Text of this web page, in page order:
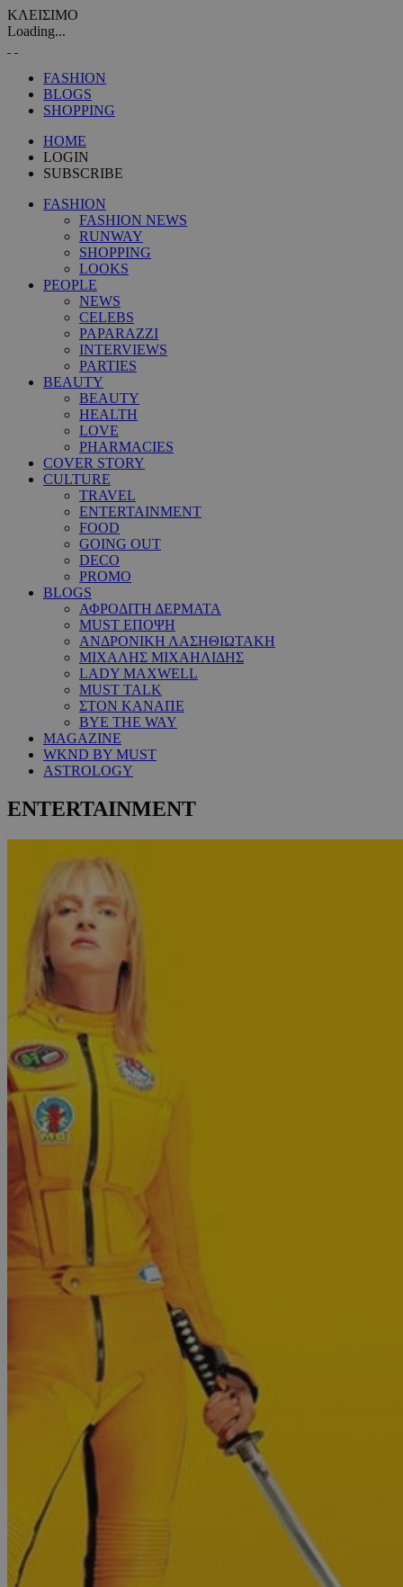
ΚΛΕΙΣΙΜΟ
Loading...
FASHION
BLOGS
SHOPPING
HOME
LOGIN
SUBSCRIBE
FASHION
FASHION NEWS
RUNWAY
SHOPPING
LOOKS
PEOPLE
NEWS
CELEBS
PAPARAZZI
INTERVIEWS
PARTIES
BEAUTY
BEAUTY
HEALTH
LOVE
PHARMACIES
COVER STORY
CULTURE
TRAVEL
ENTERTAINMENT
FOOD
GOING OUT
DECO
PROMO
BLOGS
ΑΦΡΟΔΙΤΗ ΔΕΡΜΑΤΑ
MUST ΕΠΟΨΗ
ΑΝΔΡΟΝΙΚΗ ΛΑΣΗΘΙΩΤΑΚΗ
ΜΙΧΑΛΗΣ ΜΙΧΑΗΛΙΔΗΣ
LADY MAXWELL
MUST TALK
ΣΤΟΝ ΚΑΝΑΠΕ
BYE THE WAY
MAGAZINE
WKND BY MUST
ASTROLOGY
ENTERTAINMENT